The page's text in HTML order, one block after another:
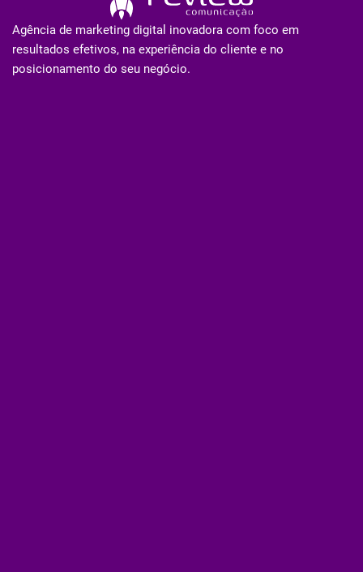
Agência de marketing digital inovadora com foco em
resultados efetivos, na experiência do cliente e no
posicionamento do seu negócio.